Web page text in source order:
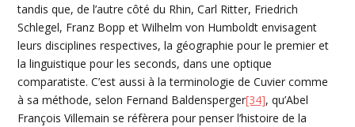
tandis que, de l’autre côté du Rhin, Carl Ritter, Friedrich
Schlegel, Franz Bopp et Wilhelm von Humboldt envisagent
leurs disciplines respectives, la géographie pour le premier et
la linguistique pour les seconds, dans une optique
comparatiste. C’est aussi à la terminologie de Cuvier comme
à sa méthode, selon Fernand Baldensperger[34], qu’Abel
François Villemain se réfèrera pour penser l’histoire de la